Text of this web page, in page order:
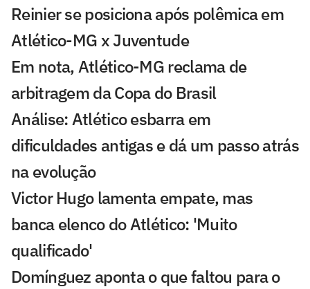
Reinier se posiciona após polêmica em
Atlético-MG x Juventude
Em nota, Atlético-MG reclama de
arbitragem da Copa do Brasil
Análise: Atlético esbarra em
dificuldades antigas e dá um passo atrás
na evolução
Victor Hugo lamenta empate, mas
banca elenco do Atlético: 'Muito
qualificado'
Domínguez aponta o que faltou para o